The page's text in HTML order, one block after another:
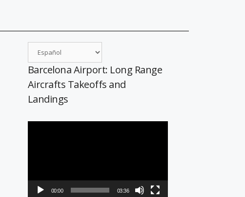
Barcelona Airport: Long Range
Aircrafts Takeoffs and
Landings
00:00 03:36